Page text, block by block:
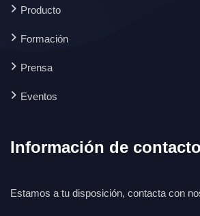
Producto
Formación
Prensa
Eventos
Información de contacto
Estamos a tu disposición, contacta con